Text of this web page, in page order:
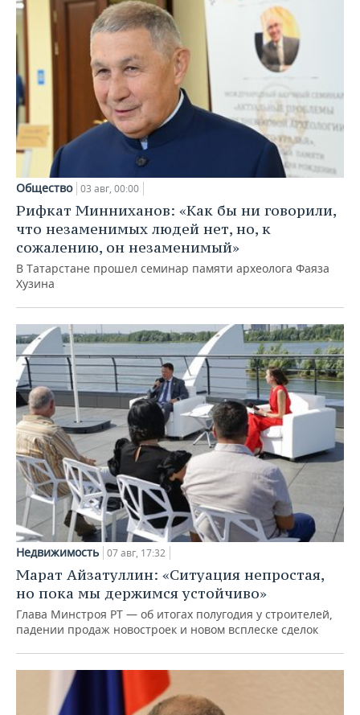
Общество 03 авг, 00:00
Рифкат Минниханов: «Как бы ни говорили,
что незаменимых людей нет, но, к
сожалению, он незаменимый»
В Татарстане прошел семинар памяти археолога Фаяза
Хузина
Недвижимость 07 авг, 17:32
Марат Айзатуллин: «Ситуация непростая,
но пока мы держимся устойчиво»
Глава Минстроя РТ — об итогах полугодия у строителей,
падении продаж новостроек и новом всплеске сделок